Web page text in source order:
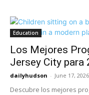
Education
Los Mejores
Jersey City para
dailyhudson - June 17, 2026
Descubre los mejores